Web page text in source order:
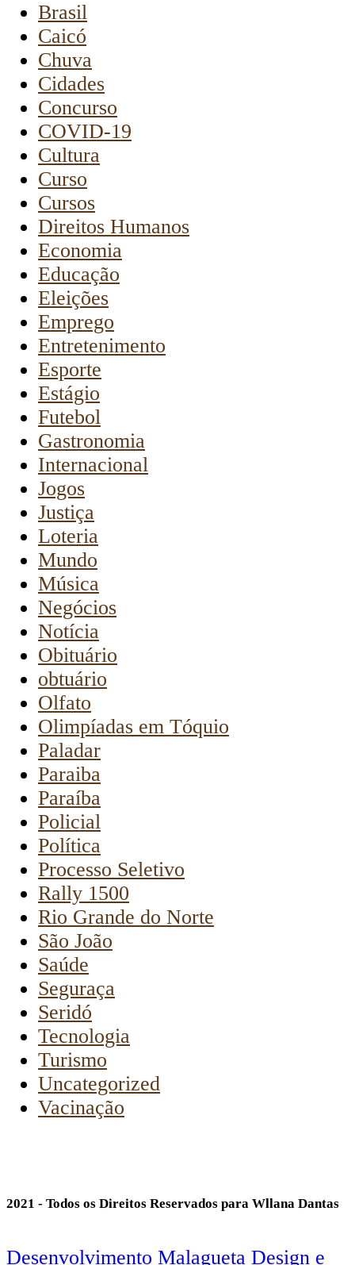
Brasil
Caicó
Chuva
Cidades
Concurso
COVID-19
Cultura
Curso
Cursos
Direitos Humanos
Economia
Educação
Eleições
Emprego
Entretenimento
Esporte
Estágio
Futebol
Gastronomia
Internacional
Jogos
Justiça
Loteria
Mundo
Música
Negócios
Notícia
Obituário
obtuário
Olfato
Olimpíadas em Tóquio
Paladar
Paraiba
Paraíba
Policial
Política
Processo Seletivo
Rally 1500
Rio Grande do Norte
São João
Saúde
Seguraça
Seridó
Tecnologia
Turismo
Uncategorized
Vacinação
2021 - Todos os Direitos Reservados para Wllana Dantas
Desenvolvimento Malagueta Design e